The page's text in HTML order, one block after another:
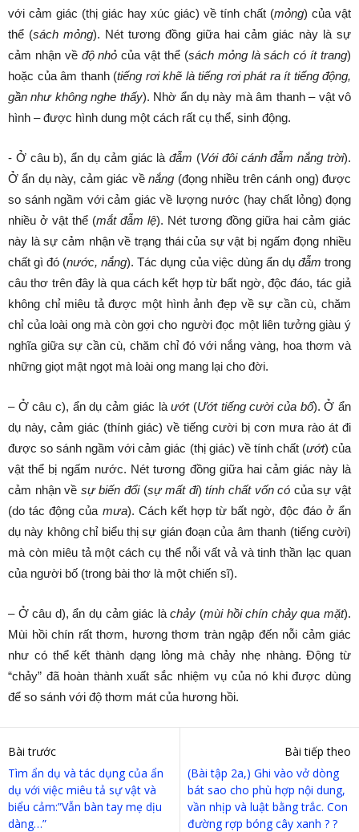
với cảm giác (thị giác hay xúc giác) về tính chất (mỏng) của vật
thể (sách mỏng). Nét tương đồng giữa hai cảm giác này là sự
cảm nhận về độ nhỏ của vật thể (sách mỏng là sách có ít trang)
hoặc của âm thanh (tiếng rơi khẽ là tiếng rơi phát ra ít tiếng động,
gần như không nghe thấy). Nhờ ẩn dụ này mà âm thanh – vật vô
hình – được hình dung một cách rất cụ thể, sinh động.
- Ở câu b), ẩn dụ cảm giác làđẫm (Với đôi cánh đẫm nắng trời).
Ở ẩn dụ này, cảm giác vềnắng (đọng nhiều trên cánh ong) được
so sánh ngầm với cảm giác về lượng nước (hay chất lỏng) đọng
nhiều ở vật thể (mắt đẫm lệ). Nét tương đồng giữa hai cảm giác
này là sự cảm nhận về trạng thái của sự vật bị ngấm đọng nhiều
chất gì đó (nước, nắng). Tác dụng của việc dùng ẩn dụ đẫm trong
câu thơ trên đây là qua cách kết hợp từ bất ngờ, độc đáo, tác giả
không chỉ miêu tả được một hình ảnh đẹp về sự cần cù, chăm
chỉ của loài ong mà còn gợi cho người đọc một liên tưởng giàu ý
nghĩa giữa sự cần cù, chăm chỉ đó với nắng vàng, hoa thơm và
những giọt mật ngọt mà loài ong mang lại cho đời.
– Ở câu c), ẩn dụ cảm giác làướt (Ướt tiếng cười của bố). Ở ẩn
dụ này, cảm giác (thính giác) về tiếng cười bị cơn mưa rào át đi
được so sánh ngầm với cảm giác (thị giác) về tính chất (ướt) của
vật thể bị ngấm nước. Nét tương đồng giữa hai cảm giác này là
cảm nhận về sự biến đổi(sự mất đi)tính chất vốn có của sự vật
(do tác động của mưa). Cách kết hợp từ bất ngờ, độc đáo ở ẩn
dụ này không chỉ biểu thị sự gián đoạn của âm thanh (tiếng cười)
mà còn miêu tả một cách cụ thể nỗi vất vả và tinh thần lạc quan
của người bố (trong bài thơ là một chiến sĩ).
– Ở câu d), ẩn dụ cảm giác làchảy (mùi hồi chín chảy qua mặt).
Mùi hồi chín rất thơm, hương thơm tràn ngập đến nỗi cảm giác
như có thể kết thành dạng lỏng mà chảy nhẹ nhàng. Động từ
“chảy” đã hoàn thành xuất sắc nhiệm vụ của nó khi được dùng
để so sánh với độ thơm mát của hương hồi.
Bài trước
Tìm ẩn dụ và tác dụng của ẩn
dụ với việc miêu tả sự vật và
biểu cảm:”Vẫn bàn tay mẹ dịu
dàng…”
Bài tiếp theo
(Bài tập 2a,) Ghi vào vở dòng
bát sao cho phù hợp nội dung,
vần nhịp và luật bằng trắc. Con
đường rợp bóng cây xanh ? ?